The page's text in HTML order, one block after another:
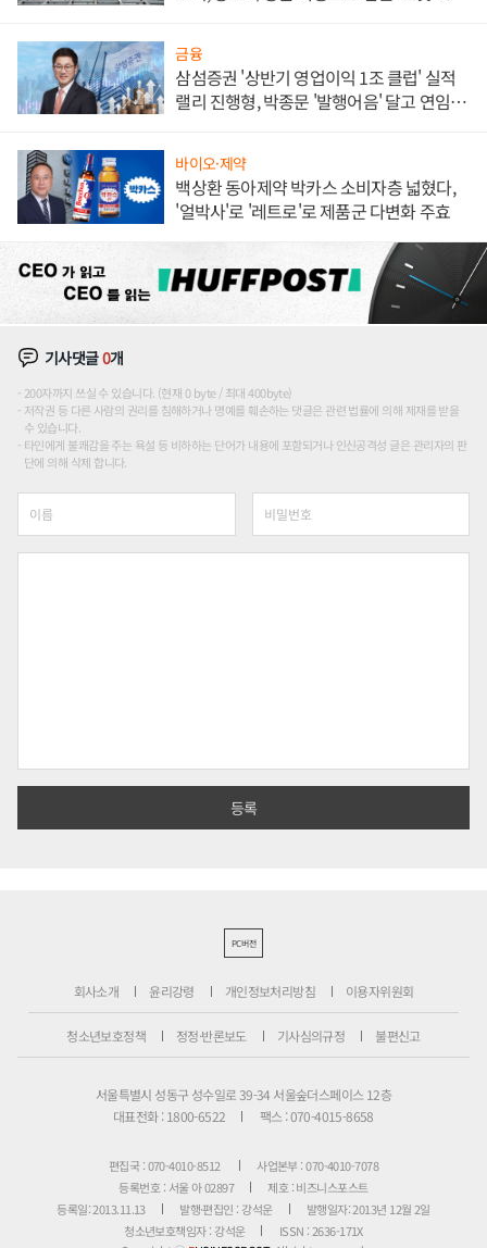
금융
삼섬증권 '상반기 영업이익 1조 클럽' 실적
랠리 진행형, 박종문 '발행어음' 달고 연임 향
바이오·제약
백상환 동아제약 박카스 소비자층 넓혔다,
'얼박사'로 '레트로'로 제품군 다변화 주효
기사댓글0개
200자까지 쓰실 수 있습니다. (현재 0 byte / 최대 400byte)
저작권 등 다른 사람의 권리를 침해하거나 명예를 훼손하는 댓글은 관련 법률에 의해 제재를 받을
수 있습니다.
타인에게 불쾌감을 주는 욕설 등 비하하는 단어가 내용에 포함되거나 인신공격성 글은 관리자의 판
단에 의해 삭제 합니다.
PC버전
회사소개 윤리강령 개인정보처리방침 이용자위원회
청소년보호정책 정정·반론보도 기사심의규정 불편신고
서울특별시 성동구 성수일로 39-34 서울숲더스페이스 12층
대표전화 : 1800-6522
팩스 : 070-4015-8658
편집국 : 070-4010-8512
사업본부 : 070-4010-7078
등록번호 : 서울 아 02897
제호 : 비즈니스포스트
등록일: 2013.11.13
발행·편집인 : 강석운
발행일자: 2013년 12월 2일
청소년보호책임자 : 강석운
ISSN : 2636-171X